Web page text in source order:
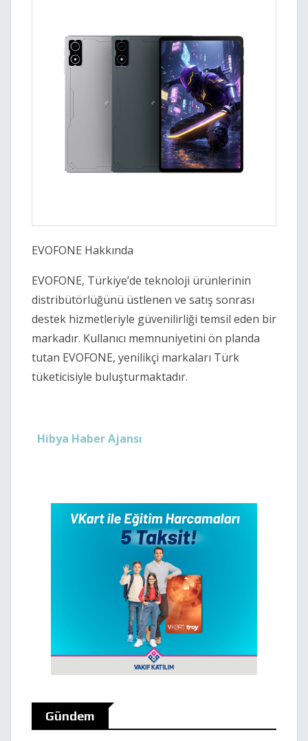
EVOFONE Hakkında
EVOFONE, Türkiye’de teknoloji ürünlerinin
distribütörlüğünü üstlenen ve satış sonrası
destek hizmetleriyle güvenilirliği temsil eden bir
markadır. Kullanıcı memnuniyetini ön planda
tutan EVOFONE, yenilikçi markaları Türk
tüketicisiyle buluşturmaktadır.
Hibya Haber Ajansı
Gündem